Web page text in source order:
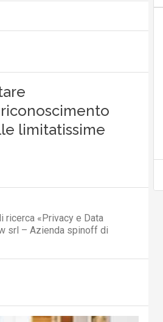
limitatissime
ricerca «Privacy e Data
srl – Azienda spinoff di